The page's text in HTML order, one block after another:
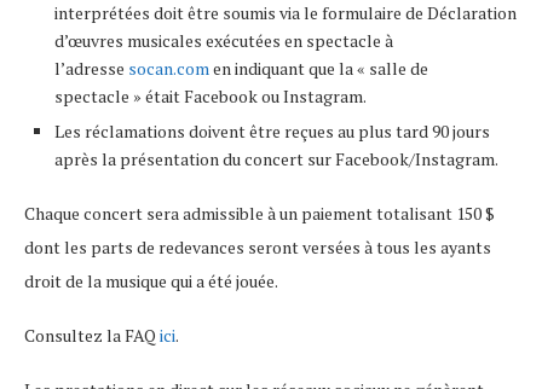
interprétées doit être soumis via le formulaire de Déclaration
d’œuvres musicales exécutées en spectacle à
l’adresse socan.comen indiquant que la « salle de
spectacle » était Facebook ou Instagram.
Les réclamations doivent être reçues au plus tard 90 jours
après la présentation du concert sur Facebook/Instagram.
Chaque concert sera admissible à un paiement totalisant 150 $
dont les parts de redevances seront versées à tous les ayants
droit de la musique qui a été jouée.
Consultez la FAQ ici.